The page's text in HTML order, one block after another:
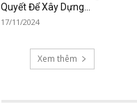
Quyết Để Xây Dựng...
17/11/2024
Xem thêm